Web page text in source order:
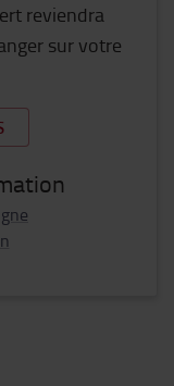
reviendra
sur votre